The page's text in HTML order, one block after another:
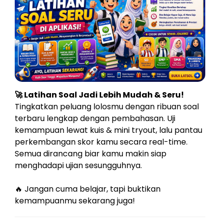
🚀 Latihan Soal Jadi Lebih Mudah & Seru!
Tingkatkan peluang lolosmu dengan ribuan soal
terbaru lengkap dengan pembahasan. Uji
kemampuan lewat kuis & mini tryout, lalu pantau
perkembangan skor kamu secara real-time.
Semua dirancang biar kamu makin siap
menghadapi ujian sesungguhnya.
🔥 Jangan cuma belajar, tapi buktikan
kemampuanmu sekarang juga!